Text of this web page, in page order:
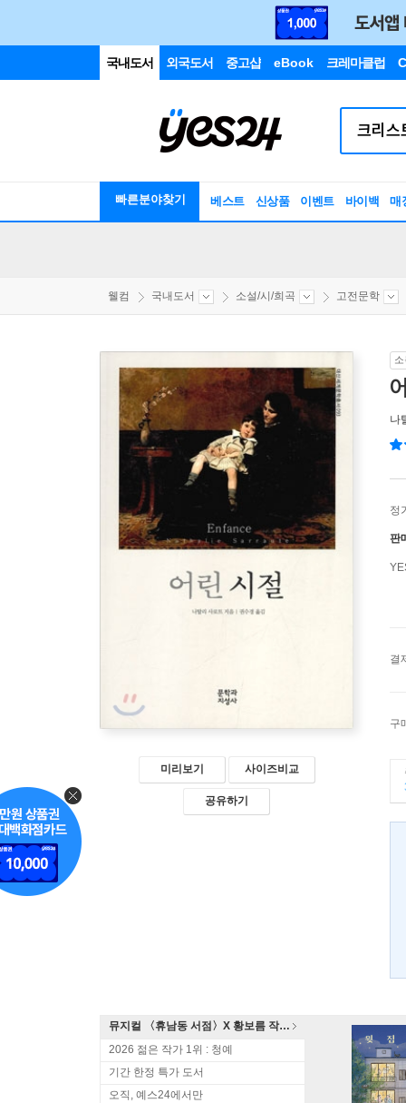
국내도서 외국도서 중고샵 eBook 크레마클럽
빠른분야찾기 베스트 신상품 이벤트 바이백 매
웰컴 국내도서 소설/시/희곡 고전문학
미리보기 사이즈비교
공유하기
나
정
판
결
구
뮤지컬 〈휴남동 서점〉X 황보름 작가 북토크
2026 젊은 작가 1위 : 청예
기간 한정 특가 도서
오직, 예스24에서만